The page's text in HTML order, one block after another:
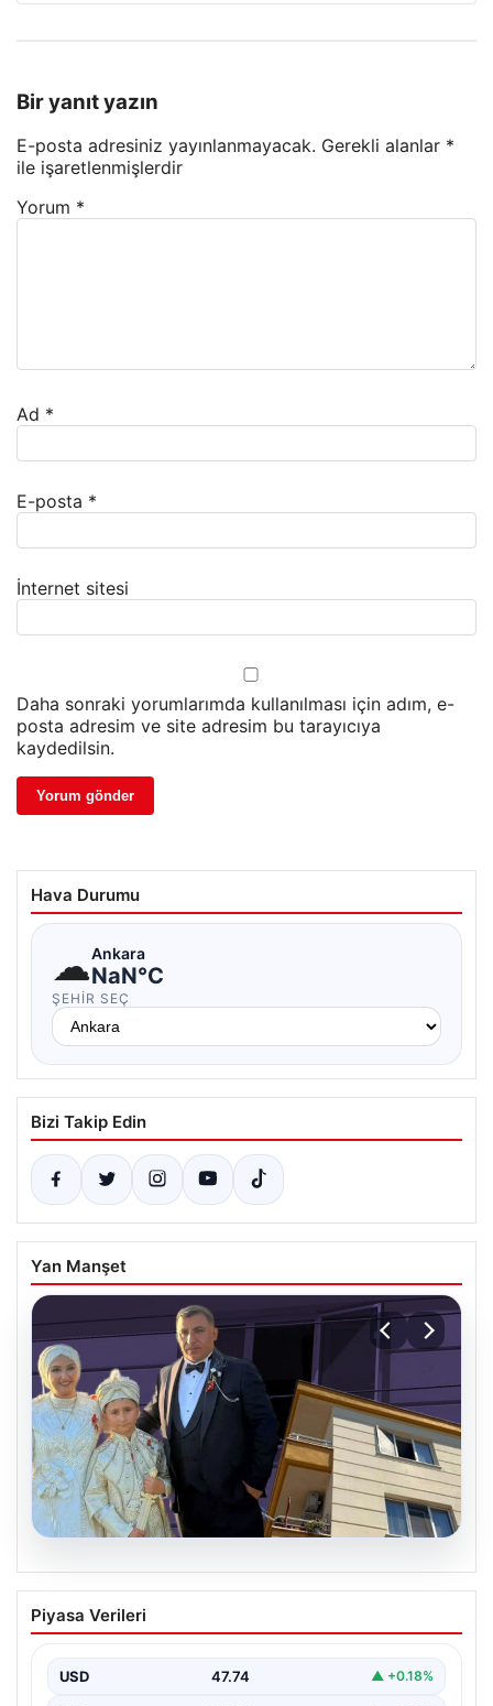
Bir yanıt yazın
E-posta adresiniz yayınlanmayacak. Gerekli alanlar *
ile işaretlenmişlerdir
Yorum *
Ad *
E-posta *
İnternet sitesi
Daha sonraki yorumlarımda kullanılması için adım, e-
posta adresim ve site adresim bu tarayıcıya
kaydedilsin.
Hava Durumu
☁Ankara
NaN°C
ŞEHIR SEÇ
Bizi Takip Edin
Yan Manşet
Çanakkale’de böcek ilaçlaması felakete
dönüştü. Yusuf öldü, annesi yoğun
{“title”: “Çanakkale’de Böcek İlaçlaması Felaketle Bitti:
Piyasa Verileri
USD 47.74 ▲ +0.18%